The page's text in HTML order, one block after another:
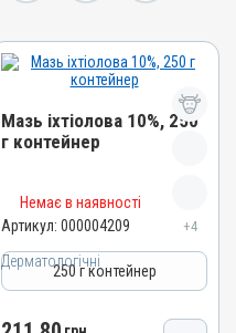
Дерматологічні
Мазь іхтіолова 10%, 250
г контейнер
+4
Назва препарату
Мазь іхтіолова 10%
Артикул
000004209
Немає в наявності
Артикул: 000004209
250 г контейнер